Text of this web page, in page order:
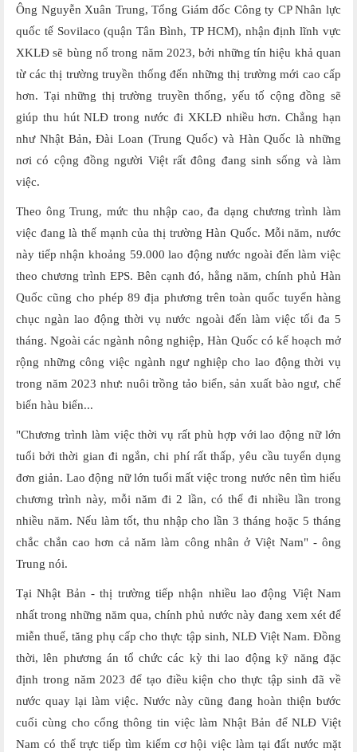
Ông Nguyễn Xuân Trung, Tổng Giám đốc Công ty CP Nhân lực
quốc tế Sovilaco (quận Tân Bình, TP HCM), nhận định lĩnh vực
XKLĐ sẽ bùng nổ trong năm 2023, bởi những tín hiệu khả quan
từ các thị trường truyền thống đến những thị trường mới cao cấp
hơn. Tại những thị trường truyền thống, yếu tố cộng đồng sẽ
giúp thu hút NLĐ trong nước đi XKLĐ nhiều hơn. Chẳng hạn
như Nhật Bản, Đài Loan (Trung Quốc) và Hàn Quốc là những
nơi có cộng đồng người Việt rất đông đang sinh sống và làm
việc.
Theo ông Trung, mức thu nhập cao, đa dạng chương trình làm
việc đang là thế mạnh của thị trường Hàn Quốc. Mỗi năm, nước
này tiếp nhận khoảng 59.000 lao động nước ngoài đến làm việc
theo chương trình EPS. Bên cạnh đó, hằng năm, chính phủ Hàn
Quốc cũng cho phép 89 địa phương trên toàn quốc tuyển hàng
chục ngàn lao động thời vụ nước ngoài đến làm việc tối đa 5
tháng. Ngoài các ngành nông nghiệp, Hàn Quốc có kế hoạch mở
rộng những công việc ngành ngư nghiệp cho lao động thời vụ
trong năm 2023 như: nuôi trồng tảo biển, sản xuất bào ngư, chế
biến hàu biển...
"Chương trình làm việc thời vụ rất phù hợp với lao động nữ lớn
tuổi bởi thời gian đi ngắn, chi phí rất thấp, yêu cầu tuyển dụng
đơn giản. Lao động nữ lớn tuổi mất việc trong nước nên tìm hiểu
chương trình này, mỗi năm đi 2 lần, có thể đi nhiều lần trong
nhiều năm. Nếu làm tốt, thu nhập cho lần 3 tháng hoặc 5 tháng
chắc chắn cao hơn cả năm làm công nhân ở Việt Nam" - ông
Trung nói.
Tại Nhật Bản - thị trường tiếp nhận nhiều lao động Việt Nam
nhất trong những năm qua, chính phủ nước này đang xem xét để
miễn thuế, tăng phụ cấp cho thực tập sinh, NLĐ Việt Nam. Đồng
thời, lên phương án tổ chức các kỳ thi lao động kỹ năng đặc
định trong năm 2023 để tạo điều kiện cho thực tập sinh đã về
nước quay lại làm việc. Nước này cũng đang hoàn thiện bước
cuối cùng cho cổng thông tin việc làm Nhật Bản để NLĐ Việt
Nam có thể trực tiếp tìm kiếm cơ hội việc làm tại đất nước mặt